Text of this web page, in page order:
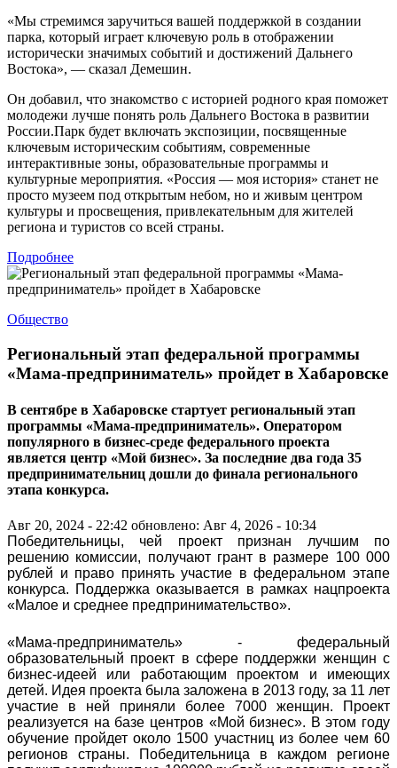
«Мы стремимся заручиться вашей поддержкой в создании
парка, который играет ключевую роль в отображении
исторически значимых событий и достижений Дальнего
Востока», — сказал Демешин.
Он добавил, что знакомство с историей родного края поможет
молодежи лучше понять роль Дальнего Востока в развитии
России.Парк будет включать экспозиции, посвященные
ключевым историческим событиям, современные
интерактивные зоны, образовательные программы и
культурные мероприятия. «Россия — моя история» станет не
просто музеем под открытым небом, но и живым центром
культуры и просвещения, привлекательным для жителей
региона и туристов со всей страны.
Подробнее
Общество
Региональный этап федеральной программы
«Мама-предприниматель» пройдет в Хабаровске
В сентябре в Хабаровске стартует региональный этап
программы «Мама-предприниматель». Оператором
популярного в бизнес-среде федерального проекта
является центр «Мой бизнес». За последние два года 35
предпринимательниц дошли до финала регионального
этапа конкурса.
Авг 20, 2024 - 22:42 обновлено: Авг 4, 2026 - 10:34
Победительницы, чей проект признан лучшим по
решению комиссии, получают грант в размере 100 000
рублей и право принять участие в федеральном этапе
конкурса. Поддержка оказывается в рамках нацпроекта
«Малое и среднее предпринимательство».
«Мама-предприниматель» - федеральный
образовательный проект в сфере поддержки женщин с
бизнес-идеей или работающим проектом и имеющих
детей. Идея проекта была заложена в 2013 году, за 11 лет
участие в ней приняли более 7000 женщин. Проект
реализуется на базе центров «Мой бизнес». В этом году
обучение пройдет около 1500 участниц из более чем 60
регионов страны. Победительница в каждом регионе